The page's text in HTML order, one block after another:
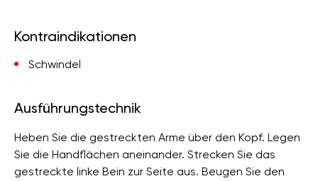
Kontraindikationen
Schwindel
Ausführungstechnik
Heben Sie die gestreckten Arme über den Kopf. Legen
Sie die Handflächen aneinander. Strecken Sie das
gestreckte linke Bein zur Seite aus. Beugen Sie den